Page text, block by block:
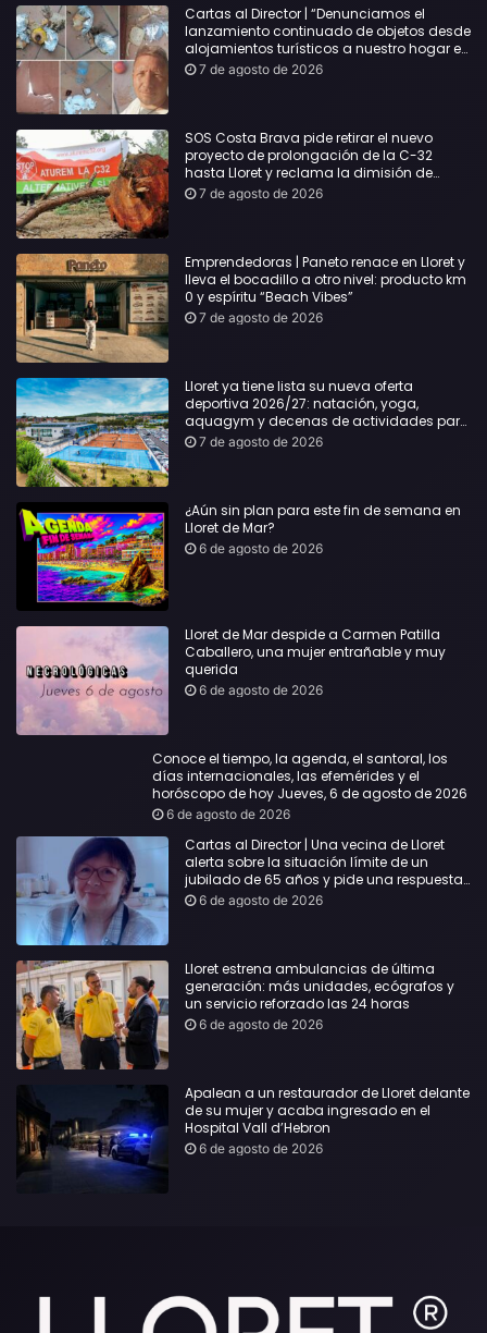
Cartas al Director | “Denunciamos el
lanzamiento continuado de objetos desde
alojamientos turísticos a nuestro hogar en
Lloret: Podría haber causado una
7 de agosto de 2026
SOS Costa Brava pide retirar el nuevo
proyecto de prolongación de la C-32
hasta Lloret y reclama la dimisión de
Sílvia Paneque
7 de agosto de 2026
Emprendedoras | Paneto renace en Lloret y
lleva el bocadillo a otro nivel: producto km
0 y espíritu “Beach Vibes”
7 de agosto de 2026
Lloret ya tiene lista su nueva oferta
deportiva 2026/27: natación, yoga,
aquagym y decenas de actividades para
todas las edades
7 de agosto de 2026
¿Aún sin plan para este fin de semana en
Lloret de Mar?
6 de agosto de 2026
Lloret de Mar despide a Carmen Patilla
Caballero, una mujer entrañable y muy
querida
6 de agosto de 2026
Conoce el tiempo, la agenda, el santoral, los
días internacionales, las efemérides y el
horóscopo de hoy Jueves, 6 de agosto de 2026
6 de agosto de 2026
Cartas al Director | Una vecina de Lloret
alerta sobre la situación límite de un
jubilado de 65 años y pide una respuesta
urgente
6 de agosto de 2026
Lloret estrena ambulancias de última
generación: más unidades, ecógrafos y
un servicio reforzado las 24 horas
6 de agosto de 2026
Apalean a un restaurador de Lloret delante
de su mujer y acaba ingresado en el
Hospital Vall d’Hebron
6 de agosto de 2026